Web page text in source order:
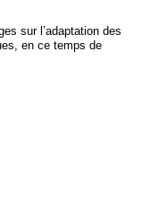
sur l’adaptation des
en ce temps de